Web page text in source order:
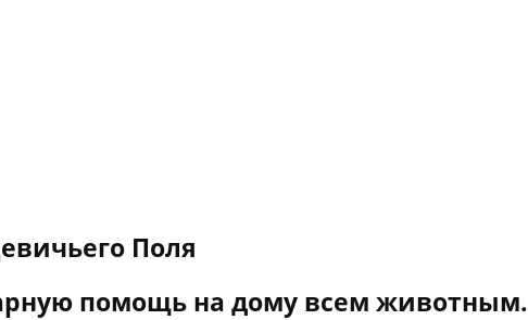
Поля
помощь на дому всем животным.